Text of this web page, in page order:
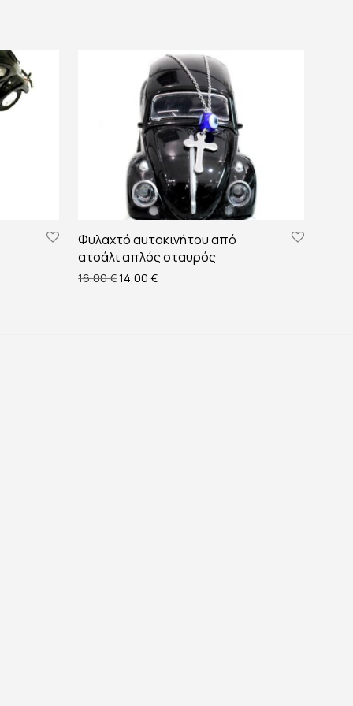
22,00 €.
Φυλαχτό αυτοκινήτου από
ατσάλι απλός σταυρός
16,00€Original price was: 16,00 €.
14,00 €Η τρέχουσα τιμή είναι: 14,00 €.